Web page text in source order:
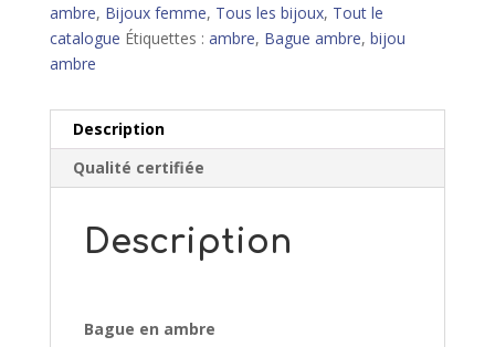
ambre, Bijoux femme, Tous les bijoux, Tout le
catalogue Étiquettes : ambre, Bague ambre, bijou
ambre
Description
Qualité certifiée
Description
Bague en ambre